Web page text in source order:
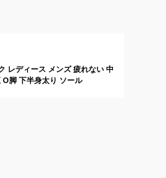
レディース メンズ 疲れない 中
O脚 下半身太り ソール